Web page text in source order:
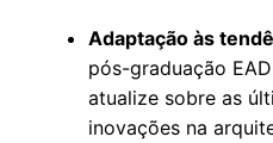
Adaptação às
pós-graduação
atualize sobre as
inovações na